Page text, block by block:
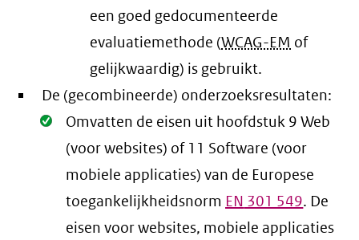
een goed gedocumenteerde
evaluatiemethode (WCAG-EM of
gelijkwaardig) is gebruikt.
De (gecombineerde) onderzoeksresultaten:
Oké.
Omvatten de eisen uit hoofdstuk 9 Web
(voor websites) of 11 Software (voor
mobiele applicaties) van de Europese
toegankelijkheidsnorm EN 301 549. De
eisen voor websites, mobiele applicaties